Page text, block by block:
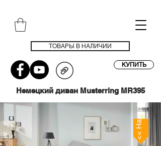
ТОВАРЫ В НАЛИЧИИ
КУПИТЬ
Немецкий диван Musterring MR395
<< Назад